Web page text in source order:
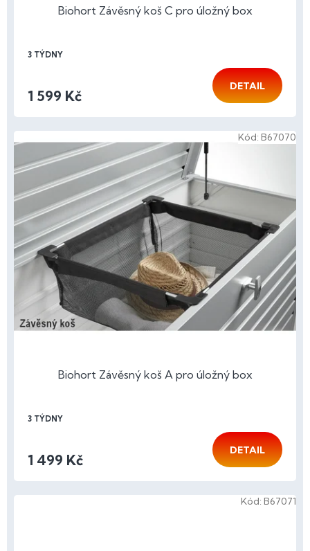
Biohort Závěsný koš C pro úložný box
3 TÝDNY
1 599 Kč
DETAIL
Biohort Závěsný koš A pro úložný box
3 TÝDNY
1 499 Kč
DETAIL
Kód: B67070
Kód: B67071